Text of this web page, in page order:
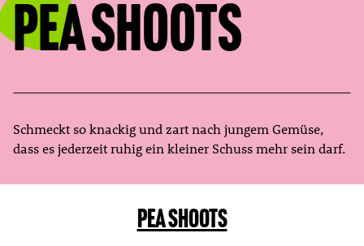
Pea Shoots
Schmeckt so knackig und zart nach jungem Gemüse,
dass es jederzeit ruhig ein kleiner Schuss mehr sein darf.
PEA SHOOTS